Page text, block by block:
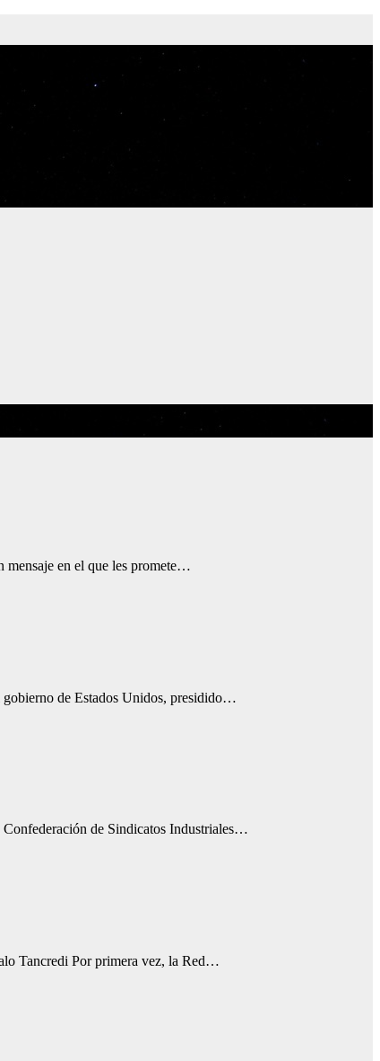
mensaje en el que les promete…
gobierno de Estados Unidos, presidido…
Confederación de Sindicatos Industriales…
Tancredi Por primera vez, la Red…